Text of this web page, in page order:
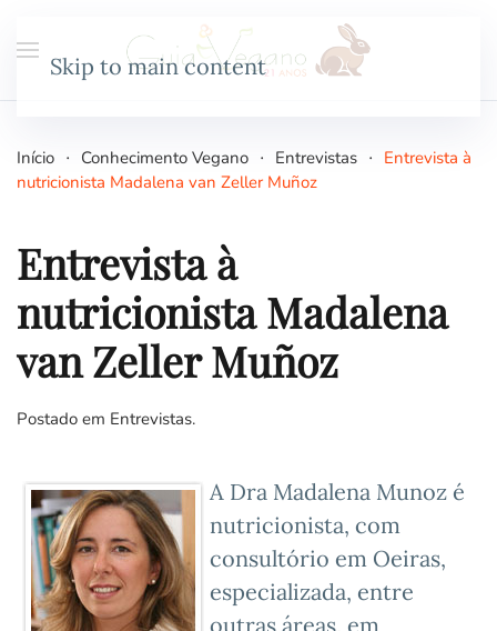
Skip to main content
Início Conhecimento Vegano Entrevistas
Entrevista à
nutricionista Madalena van Zeller Muñoz
Entrevista à
nutricionista Madalena
van Zeller Muñoz
Postado em Entrevistas.
A Dra Madalena Munoz é
nutricionista, com
consultório em Oeiras,
especializada, entre
outras áreas, em